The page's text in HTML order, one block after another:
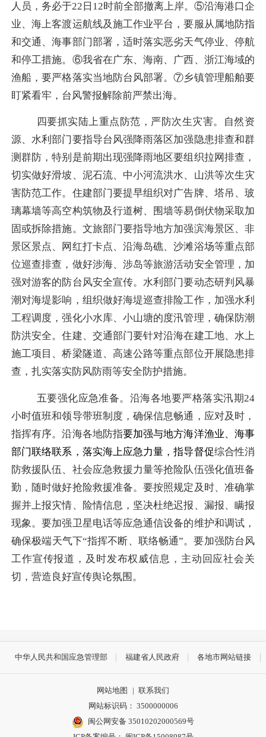
人员，务必于22日12时前全部撤离上岸。⑤沿海港口企
业、海上客渡运航线及施工作业平台，要服从属地防指
和交通、海事部门部署，适时落实恶劣天气停业、停航
和停工措施。⑥我省在广东、海南、广西、浙江海域的
渔船，要严格落实当地防台风部署。⑦乡镇管理船舶要
盯紧看牢，台风警报解除前严禁出海。
四要抓实陆上重点防范，严防次生灾害。
自然资
源、水利部门要指导台风强降雨落区加强隐患排查和群
测群防，特别是前期出现强降雨地区要组织拉网排查，
切实做好滑坡、泥石流、中小河流洪水、山洪等次生灾
害防范工作。住建部门要提早组织对广告牌、塔吊、玻
璃幕墙等高空构筑物及行道树、围墙等易倒伏物采取加
固或拆除措施。文旅部门要指导地方加强滨海景区、非
景区景点、网红打卡点、沿海岛礁、沙滩浴场等重点部
位巡查排查，做好涉海、涉岛等旅游活动安全管理，加
强对游客的防台风安全宣传。水利部门要动态研判风暴
潮对海堤影响，组织做好海堤巡查排险工作，加强水利
工程调度，强化小水库、小山塘的度汛管理，确保防潮
防洪安全。住建、交通部门要针对沿海在建工地、水上
施工项目、桥梁隧道、高速公路等重点部位开展隐患排
查，扎实落实防风防雨等安全防护措施。
五要强化应急准备。 沿海各地要严格落实汛期24
小时值班和领导带班制度，确保信息畅通，应对及时，
指挥有序。沿海各地防指要加强与地方海洋渔业、海事
部门联络联系，落实海上应急力量，指导督促综合性消
防救援队伍、社会应急救援力量等抢险队伍强化值班备
勤，随时做好抢险救援准备。要按照规定及时、准确掌
握并上报灾情、险情信息，坚决杜绝迟报、漏报、瞒报
现象 。要加强卫星电话等应急通信设备的维护和调试，
确保极端天气下“指挥不断、联络畅通”。要加强防台风
工作宣传报道，及时发布权威信息，主动回应社会关
切，营造良好宣传舆论氛围。
中华人民共和国应急管理部 福建省人民政府 各地市网站链接
网站地图 | 联系我们
网站标识码： 3500000006
闽公网安备 35010202000569号